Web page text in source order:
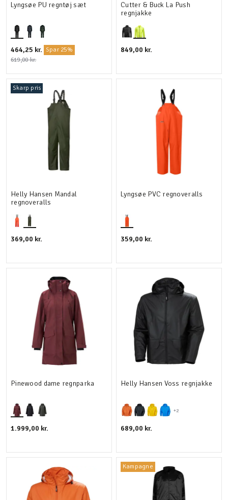
Lyngsøe PU regntøj sæt
464,25 kr. Spar 25%
619,00 kr.
Cutter & Buck La Push
regnjakke
849,00 kr.
Skarp pris
Helly Hansen Mandal
regnoveralls
369,00 kr.
Lyngsøe PVC regnoveralls
359,00 kr.
Pinewood dame regnparka
1.999,00 kr.
+2
Helly Hansen Voss regnjakke
689,00 kr.
Kampagne